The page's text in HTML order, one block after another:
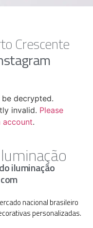
Crescente
decrypted.
invalid. Please
account.
iluminação
nacional brasileiro
personalizadas.